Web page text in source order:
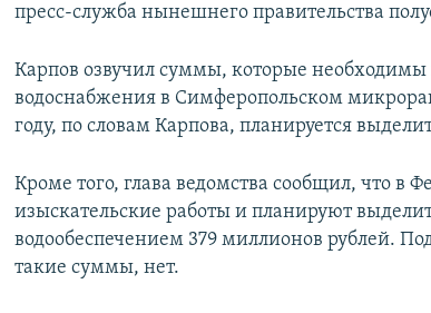
пресс-служба нынешнего правительства
Карпов озвучил суммы, которые необходимы
водоснабжения в Симферопольском
году, по словам Карпова, планируется
Кроме того, глава ведомства сообщил, что в
изыскательские работы и планируют
водообеспечением 379 миллионов рублей.
такие суммы, нет.